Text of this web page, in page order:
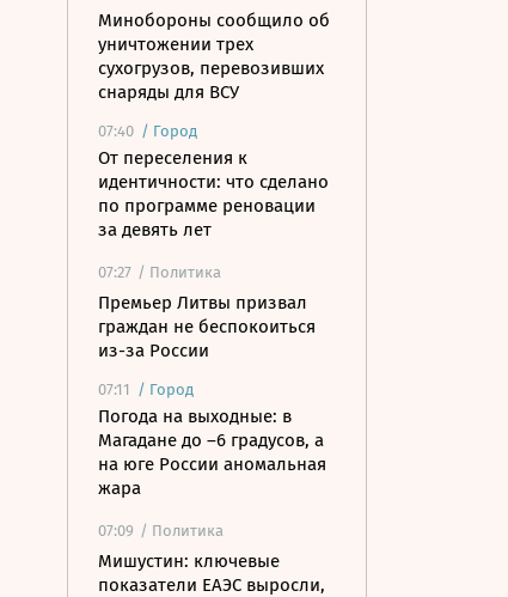
Минобороны сообщило об
уничтожении трех
сухогрузов, перевозивших
снаряды для ВСУ
07:40 / Город
От переселения к
идентичности: что сделано
по программе реновации
за девять лет
07:27 / Политика
Премьер Литвы призвал
граждан не беспокоиться
из-за России
07:11 / Город
Погода на выходные: в
Магадане до –6 градусов, а
на юге России аномальная
жара
07:09 / Политика
Мишустин: ключевые
показатели ЕАЭС выросли,